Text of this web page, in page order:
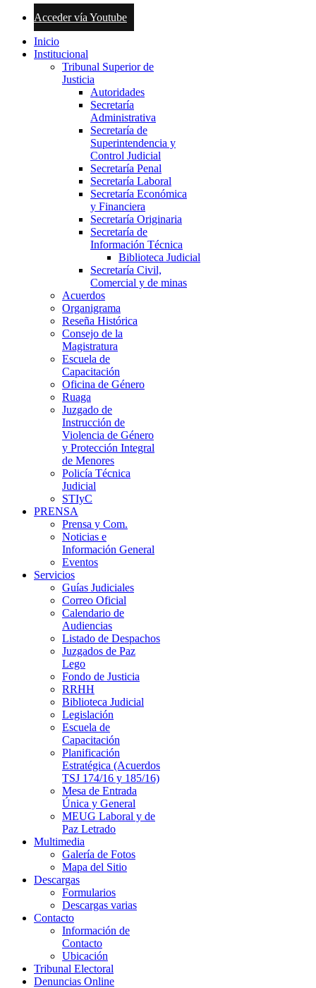
Acceder vía Youtube
Inicio
Institucional
Tribunal Superior de
Justicia
Autoridades
Secretaría
Administrativa
Secretaría de
Superintendencia y
Control Judicial
Secretaría Penal
Secretaría Laboral
Secretaría Económica
y Financiera
Secretaría Originaria
Secretaría de
Información Técnica
Biblioteca Judicial
Secretaría Civil,
Comercial y de minas
Acuerdos
Organigrama
Reseña Histórica
Consejo de la
Magistratura
Escuela de
Capacitación
Oficina de Género
Ruaga
Juzgado de
Instrucción de
Violencia de Género
y Protección Integral
de Menores
Policía Técnica
Judicial
STIyC
PRENSA
Prensa y Com.
Noticias e
Información General
Eventos
Servicios
Guías Judiciales
Correo Oficial
Calendario de
Audiencias
Listado de Despachos
Juzgados de Paz
Lego
Fondo de Justicia
RRHH
Biblioteca Judicial
Legislación
Escuela de
Capacitación
Planificación
Estratégica (Acuerdos
TSJ 174/16 y 185/16)
Mesa de Entrada
Única y General
MEUG Laboral y de
Paz Letrado
Multimedia
Galería de Fotos
Mapa del Sitio
Descargas
Formularios
Descargas varias
Contacto
Información de
Contacto
Ubicación
Tribunal Electoral
Denuncias Online